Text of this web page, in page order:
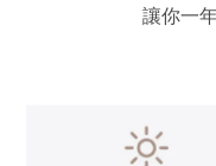
讓你一